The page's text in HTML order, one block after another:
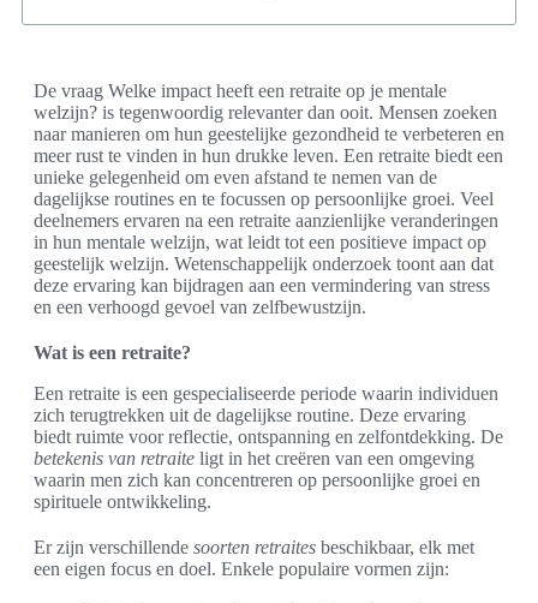
De vraag Welke impact heeft een retraite op je mentale
welzijn? is tegenwoordig relevanter dan ooit. Mensen zoeken
naar manieren om hun geestelijke gezondheid te verbeteren en
meer rust te vinden in hun drukke leven. Een retraite biedt een
unieke gelegenheid om even afstand te nemen van de
dagelijkse routines en te focussen op persoonlijke groei. Veel
deelnemers ervaren na een retraite aanzienlijke veranderingen
in hun mentale welzijn, wat leidt tot een positieve impact op
geestelijk welzijn. Wetenschappelijk onderzoek toont aan dat
deze ervaring kan bijdragen aan een vermindering van stress
en een verhoogd gevoel van zelfbewustzijn.
Wat is een retraite?
Een retraite is een gespecialiseerde periode waarin individuen
zich terugtrekken uit de dagelijkse routine. Deze ervaring
biedt ruimte voor reflectie, ontspanning en zelfontdekking. De
betekenis van retraite ligt in het creëren van een omgeving
waarin men zich kan concentreren op persoonlijke groei en
spirituele ontwikkeling.
Er zijn verschillende soorten retraites beschikbaar, elk met
een eigen focus en doel. Enkele populaire vormen zijn: